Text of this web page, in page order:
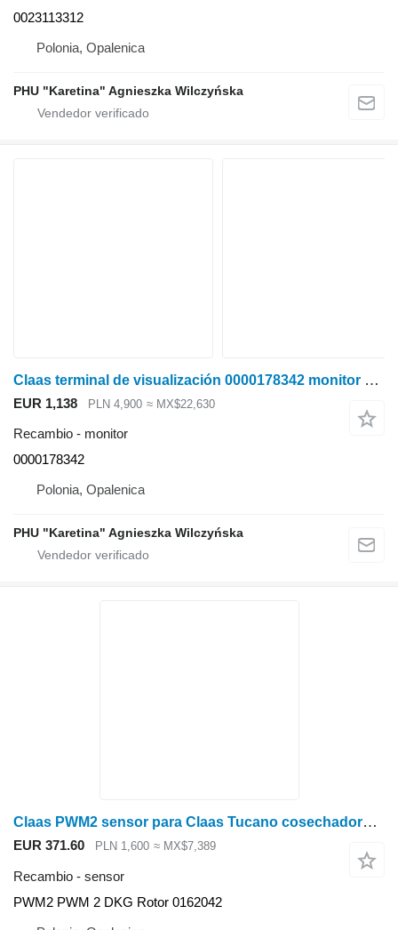
0023113312
Polonia, Opalenica
PHU "Karetina" Agnieszka Wilczyńska
Claas terminal de visualización 0000178342 monitor para Claas Lexion Tucano cosechadora de cereales
EUR 1,138 PLN 4,900 ≈ MX$22,630
Recambio - monitor
0000178342
Polonia, Opalenica
PHU "Karetina" Agnieszka Wilczyńska
Claas PWM2 sensor para Claas Tucano cosechadora de cereales
EUR 371.60 PLN 1,600 ≈ MX$7,389
Recambio - sensor
PWM2 PWM 2 DKG Rotor 0162042